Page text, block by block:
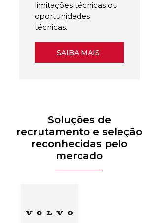
limitações técnicas ou
oportunidades
técnicas.
SAIBA MAIS
Soluções de
recrutamento e seleção
reconhecidas pelo
mercado